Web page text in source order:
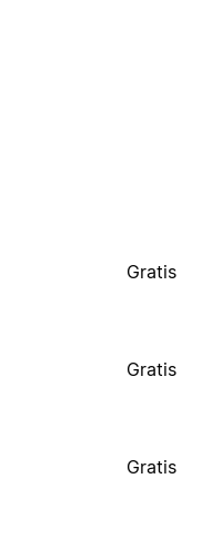
Gratis
Gratis
Gratis